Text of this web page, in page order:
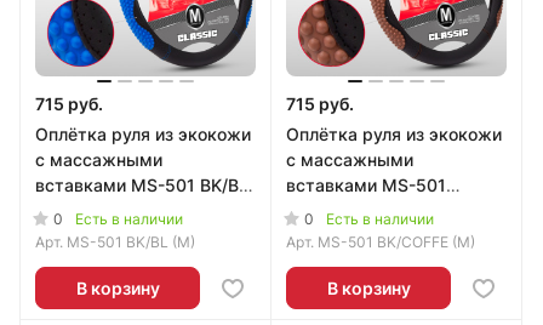
715 руб.
Оплётка руля из экокожи
с массажными
вставками MS-501 BK/BL
(M)
0
Есть в наличии
Арт. MS-501 BK/BL (M)
В корзину
715 руб.
Оплётка руля из экокожи
с массажными
вставками MS-501
BK/COFFE (M)
0
Есть в наличии
Арт. MS-501 BK/COFFE (M)
В корзину